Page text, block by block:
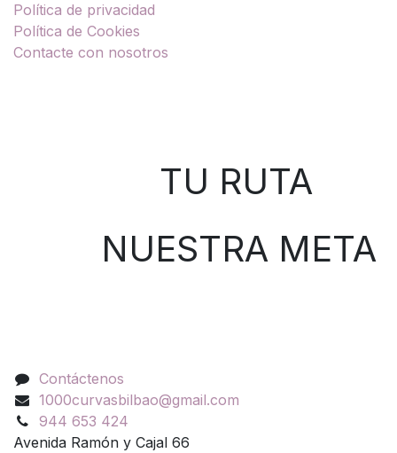
Política de privacidad
Política de Cookies
Contacte con nosotros
TU RUTA
NUESTRA META
Contáctenos
1000curvasbilbao@gmail.com
944 653 424
Avenida Ramón y Cajal 66